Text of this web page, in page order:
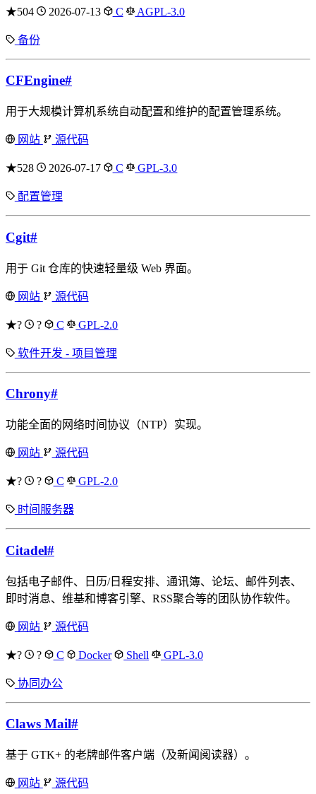
★504 2026-07-13 C AGPL-3.0
备份
CFEngine#
用于大规模计算机系统自动配置和维护的配置管理系统。
网站 源代码
★528 2026-07-17 C GPL-3.0
配置管理
Cgit#
用于 Git 仓库的快速轻量级 Web 界面。
网站 源代码
★? ? C GPL-2.0
软件开发 - 项目管理
Chrony#
功能全面的网络时间协议（NTP）实现。
网站 源代码
★? ? C GPL-2.0
时间服务器
Citadel#
包括电子邮件、日历/日程安排、通讯簿、论坛、邮件列表、
即时消息、维基和博客引擎、RSS聚合等的团队协作软件。
网站 源代码
★? ? C Docker Shell GPL-3.0
协同办公
Claws Mail#
基于 GTK+ 的老牌邮件客户端（及新闻阅读器）。
网站 源代码